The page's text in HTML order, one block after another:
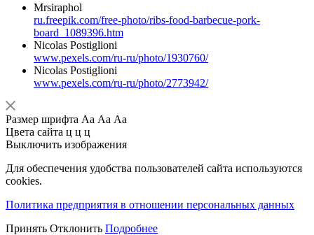
Mrsiraphol
ru.freepik.com/free-photo/ribs-food-barbecue-pork-
board_1089396.htm
Nicolas Postiglioni
www.pexels.com/ru-ru/photo/1930760/
Nicolas Postiglioni
www.pexels.com/ru-ru/photo/2773942/
Размер шрифта Аа Аа Аа
Цвета сайта ц ц ц
Выключить изображения
Для обеспечения удобства пользователей сайта используются
cookies.
Политика предприятия в отношении персональных данных
Принять Отклонить Подробнее